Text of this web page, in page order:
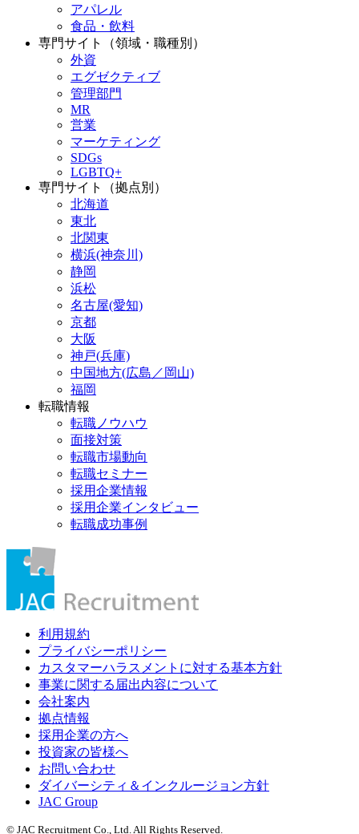
アパレル
食品・飲料
専門サイト（領域・職種別）
外資
エグゼクティブ
管理部門
MR
営業
マーケティング
SDGs
LGBTQ+
専門サイト（拠点別）
北海道
東北
北関東
横浜(神奈川)
静岡
浜松
名古屋(愛知)
京都
大阪
神戸(兵庫)
中国地方(広島／岡山)
福岡
転職情報
転職ノウハウ
面接対策
転職市場動向
転職セミナー
採用企業情報
採用企業インタビュー
転職成功事例
利用規約
プライバシーポリシー
カスタマーハラスメントに対する基本方針
事業に関する届出内容について
会社案内
拠点情報
採用企業の方へ
投資家の皆様へ
お問い合わせ
ダイバーシティ＆インクルージョン方針
JAC Group
© JAC Recruitment Co., Ltd. All Rights Reserved.